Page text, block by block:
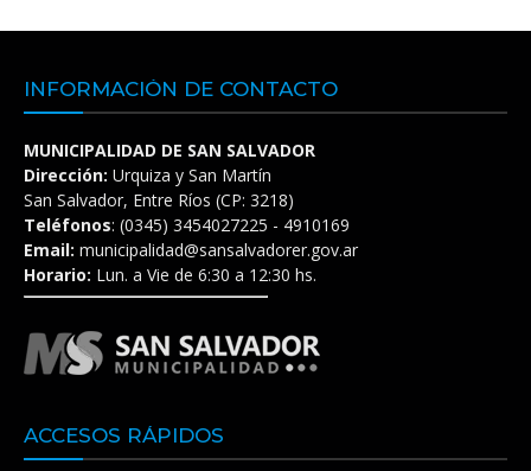
INFORMACIÓN DE CONTACTO
MUNICIPALIDAD DE SAN SALVADOR
Dirección: Urquiza y San Martín
San Salvador, Entre Ríos (CP: 3218)
Teléfonos: (0345) 3454027225 - 4910169
Email: municipalidad@sansalvadorer.gov.ar
Horario: Lun. a Vie de 6:30 a 12:30 hs.
ACCESOS RÁPIDOS